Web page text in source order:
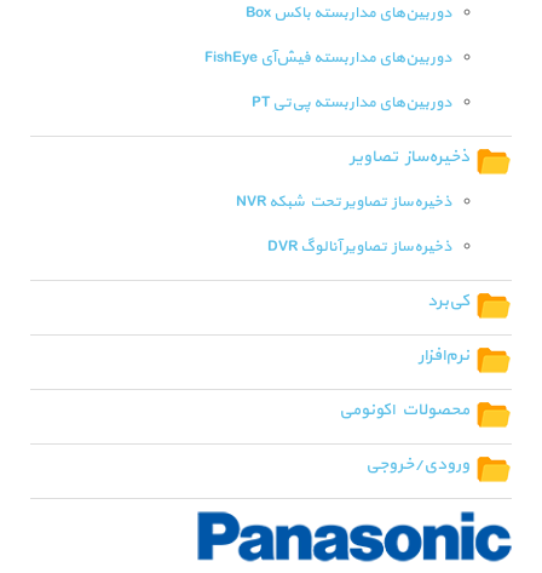
دوربین‌های مداربسته باکس Box
دوربین‌های مداربسته فیش‌آی FishEye
دوربین‌های مداربسته پی‌تی PT
ذخیره‌ساز تصاویر
ذخیره‌ساز تصاویر تحت شبکه NVR
ذخیره‌ساز تصاویر آنالوگ DVR
کی‌برد
نرم‌افزار
محصولات اکونومی
ورودی/خروجی